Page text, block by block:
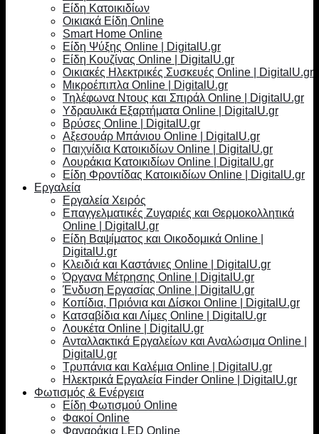
Είδη Κατοικιδίων
Οικιακά Είδη Online
Smart Home Online
Είδη Ψύξης Online | DigitalU.gr
Είδη Κουζίνας Online | DigitalU.gr
Οικιακές Ηλεκτρικές Συσκευές Online | DigitalU.gr
Μικροέπιπλα Online | DigitalU.gr
Τηλέφωνα Ντους και Σπιράλ Online | DigitalU.gr
Υδραυλικά Εξαρτήματα Online | DigitalU.gr
Βρύσες Online | DigitalU.gr
Αξεσουάρ Μπάνιου Online | DigitalU.gr
Παιχνίδια Κατοικιδίων Online | DigitalU.gr
Λουράκια Κατοικιδίων Online | DigitalU.gr
Είδη Φροντίδας Κατοικιδίων Online | DigitalU.gr
Εργαλεία
Εργαλεία Χειρός
Επαγγελματικές Ζυγαριές και Θερμοκολλητικά
Online | DigitalU.gr
Είδη Βαψίματος και Οικοδομικά Online |
DigitalU.gr
Κλειδιά και Καστάνιες Online | DigitalU.gr
Όργανα Μέτρησης Online | DigitalU.gr
Ένδυση Εργασίας Online | DigitalU.gr
Κοπίδια, Πριόνια και Δίσκοι Online | DigitalU.gr
Κατσαβίδια και Λίμες Online | DigitalU.gr
Λουκέτα Online | DigitalU.gr
Ανταλλακτικά Εργαλείων και Αναλώσιμα Online |
DigitalU.gr
Τρυπάνια και Καλέμια Online | DigitalU.gr
Ηλεκτρικά Εργαλεία Finder Online | DigitalU.gr
Φωτισμός & Ενέργεια
Είδη Φωτισμού Online
Φακοί Online
Φαναράκια LED Online